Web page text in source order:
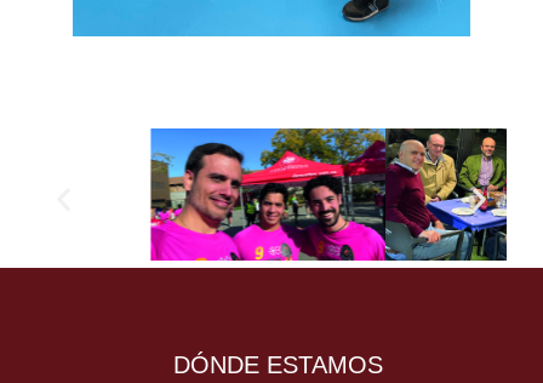
DÓNDE ESTAMOS